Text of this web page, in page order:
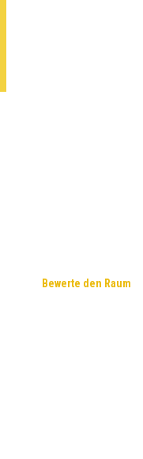
Bewerte den Raum